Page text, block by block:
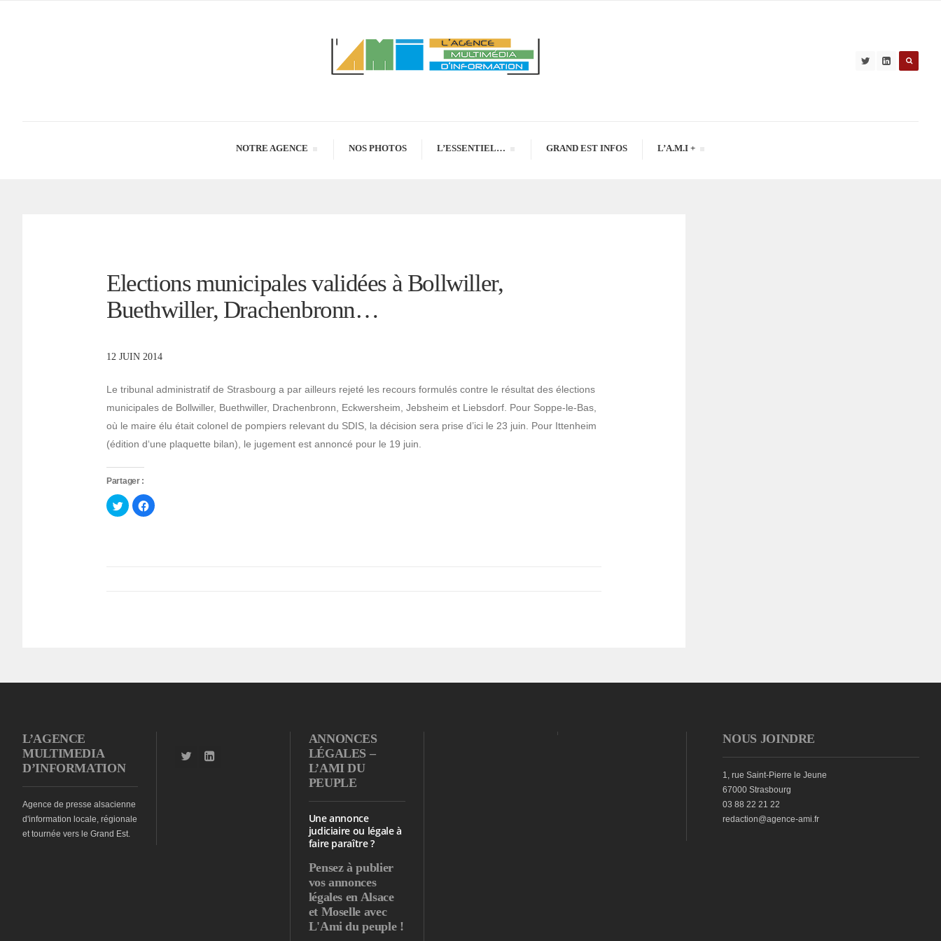
NOTRE AGENCE NOS PHOTOS L’ESSENTIEL… GRAND EST INFOS L’A.M.I +
Elections municipales validées à Bollwiller,
Buethwiller, Drachenbronn…
12 JUIN 2014
Le tribunal administratif de Strasbourg a par ailleurs rejeté les recours formulés contre le résultat des élections
municipales de Bollwiller, Buethwiller, Drachenbronn, Eckwersheim, Jebsheim et Liebsdorf. Pour Soppe-le-Bas,
où le maire élu était colonel de pompiers relevant du SDIS, la décision sera prise d’ici le 23 juin. Pour Ittenheim
(édition d‘une plaquette bilan), le jugement est annoncé pour le 19 juin.
Partager :
Cliquez
pour
partager
Cliquez
pour
L’AGENCE
MULTIMEDIA
D’INFORMATION
Agence de presse alsacienne
d'information locale, régionale
et tournée vers le Grand Est.
ANNONCES
LÉGALES –
L’AMI DU
PEUPLE
Une annonce
judiciaire ou légale à
faire paraître ?
Pensez à publier
vos annonces
légales en Alsace
et Moselle avec
L'Ami du peuple !
NOUS JOINDRE
1, rue Saint-Pierre le Jeune
67000 Strasbourg
03 88 22 21 22
redaction@agence-ami.fr